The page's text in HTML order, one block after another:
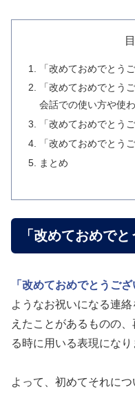
「改めておめでとう
「改めておめでとう
会話での使い方や使
「改めておめでとう
「改めておめでとう
まとめ
「改めておめで
「改めておめでとうござ
ようなお祝いになる連
えたことがあるものの
る時に用いる表現になり
よって、初めてそれに